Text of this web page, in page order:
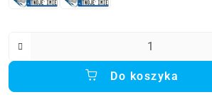
Do koszyka